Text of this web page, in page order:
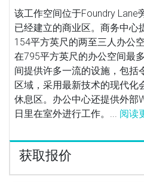
该工作空间位于Foundry Lane
已经建立的商业区。商务中心
154平方英尺的两至三人办公
在795平方英尺的办公空间最
间提供许多一流的设施，包括
区域，采用最新技术的现代化
休息区。办公中心还提供外部
日里在室外进行工作。... 阅读
获取报价